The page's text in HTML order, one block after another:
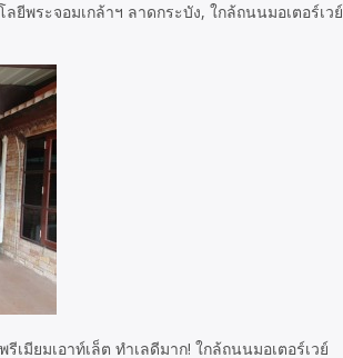
พระจอมเกล้าฯ ลาดกระบัง, ใกล้ถนนมอเตอร์เวย์
เมียมเอาท์เล็ต ทำเลดีมาก! ใกล้ถนนมอเตอร์เวย์